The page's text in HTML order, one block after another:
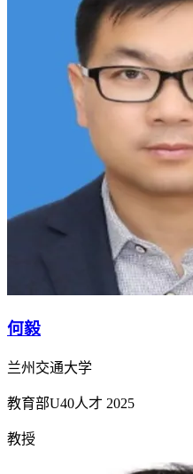
何毅
兰州交通大学
教育部U40人才 2025
教授